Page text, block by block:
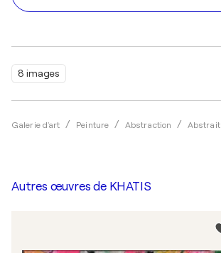
8 images
Galerie d'art Peinture Abstraction Abstrait
Autres œuvres de KHATIS